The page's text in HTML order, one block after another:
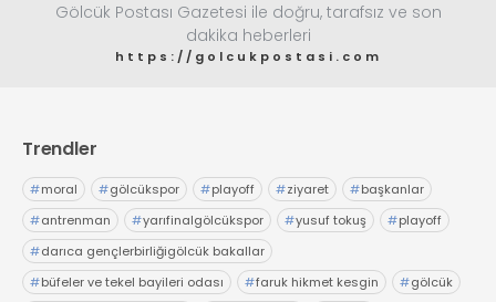
Gölcük Postası Gazetesi ile doğru, tarafsız ve son
dakika heberleri
https://golcukpostasi.com
Trendler
#moral #gölcükspor #playoff #ziyaret #başkanlar
#antrenman #yarıfinalgölcükspor #yusuf tokuş #playoff
#darıca gençlerbirliğigölcük bakallar
#büfeler ve tekel bayileri odası #faruk hikmet kesgin #gölcük